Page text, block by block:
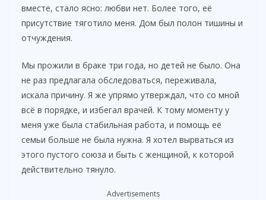
вместе, стало ясно: любви нет. Более того, её
присутствие тяготило меня. Дом был полон тишины и
отчуждения.
Мы прожили в браке три года, но детей не было. Она
не раз предлагала обследоваться, переживала,
искала причину. Я же упрямо утверждал, что со мной
всё в порядке, и избегал врачей. К тому моменту у
меня уже была стабильная работа, и помощь её
семьи больше не была нужна. Я хотел вырваться из
этого пустого союза и быть с женщиной, к которой
действительно тянуло.
Advertisements